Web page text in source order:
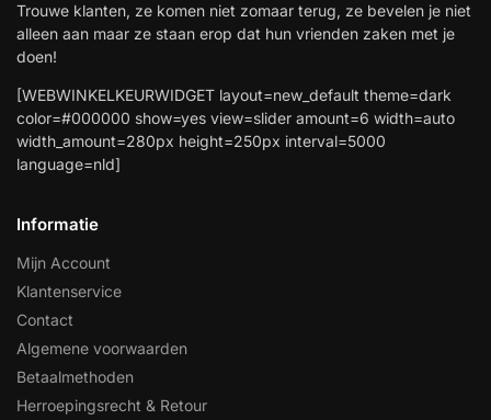
Trouwe klanten, ze komen niet zomaar terug, ze bevelen je niet
alleen aan maar ze staan erop dat hun vrienden zaken met je
doen!
[WEBWINKELKEURWIDGET layout=new_default theme=dark
color=#000000 show=yes view=slider amount=6 width=auto
width_amount=280px height=250px interval=5000
language=nld]
Informatie
Mijn Account
Klantenservice
Contact
Algemene voorwaarden
Betaalmethoden
Herroepingsrecht & Retour